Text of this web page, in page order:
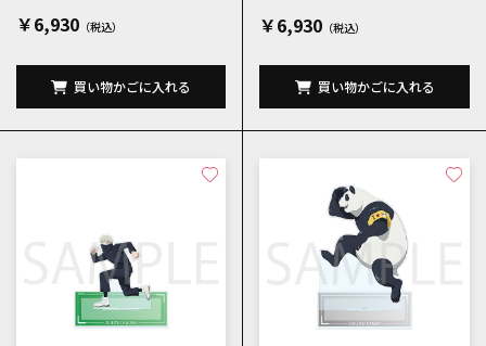
￥6,930
買い物かごに入れる
￥6,930
買い物かごに入れる